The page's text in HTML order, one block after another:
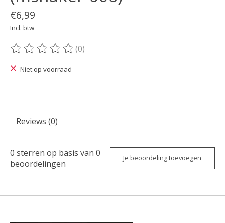
€6,99
Incl. btw
De beoordeling van dit product is
(0)
Niet op voorraad
Reviews (0)
0 sterren op basis van 0
beoordelingen
Je beoordeling toevoegen